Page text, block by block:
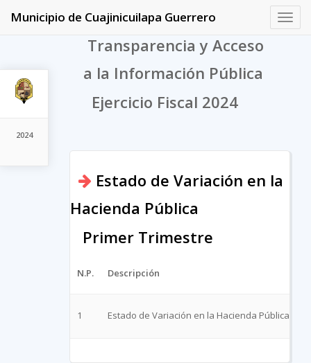
2024
Municipio de Cuajinicuilapa Guerrero
Transparencia y Acceso
a la Información Pública
Ejercicio Fiscal 2024
Estado de Variación en la
Hacienda Pública
Primer Trimestre
N.P. Descripción
1 Estado de Variación en la Hacienda Pública 1